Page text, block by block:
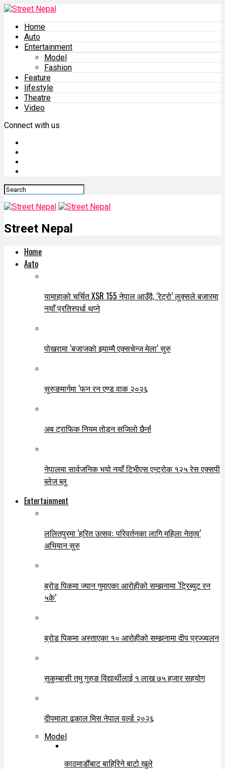
Home
Auto
Entertainment
Model
Fashion
Feature
lifestyle
Theatre
Video
Connect with us
Street Nepal
Home
Auto
यामाहाको चर्चित XSR 155 नेपाल आउँदै, ‘रेट्रो’ लुक्सले बजारमा
नयाँ प्रतिस्पर्धा थप्ने
पोखरामा ‘बजाजको झ्याम्मै एक्सचेन्ज मेला’ सुरु
सुरुङमार्गमा ‘फन रन एण्ड वाक २०२६
अब ट्राफिक नियम तोड्न सजिलो छैन!
नेपालमा सार्वजनिक भयो नयाँ टिभीएस एन्ट्रोक १२५ रेस एक्सपी
ब्लेज ब्लु
Entertainment
ललितपुरमा ‘हरित उत्सवः परिवर्तनका लागि महिला नेतृत्व’
अभियान सुरु
ब्रोड पिकमा ज्यान गुमाएका आरोहीको सम्झनामा ‘ट्रिब्युट रन
५के’
ब्रोड पिकमा अस्ताएका १० आरोहीको सम्झनामा दीप प्रज्ज्वलन
सुकुम्बासी तमु गुरुङ विद्यार्थीलाई १ लाख ७५ हजार सहयोग
दीपमाला ढकाल मिस नेपाल वर्ल्ड २०२६
Model
काठमाडौंबाट बाहिरिने बाटो खुले